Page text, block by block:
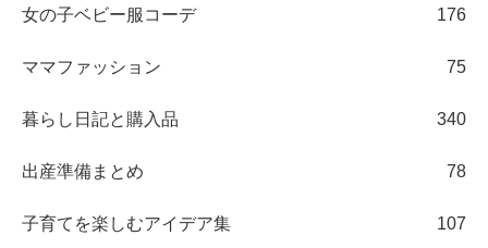
女の子ベビー服コーデ 176
ママファッション 75
暮らし日記と購入品 340
出産準備まとめ 78
子育てを楽しむアイデア集 107